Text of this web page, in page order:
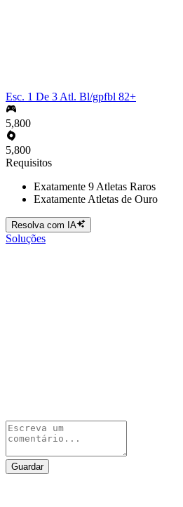
Esc. 1 De 3 Atl. Bl/gpfbl 82+
5,800
5,800
Requisitos
Exatamente 9 Atletas Raros
Exatamente Atletas de Ouro
Resolva com IA
Soluções
Guardar